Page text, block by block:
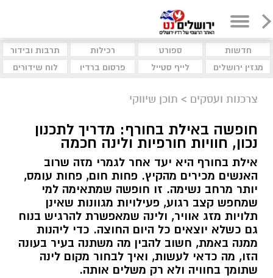
חדשות ספורט רכילות
תרבות ובידור
מגזין ירושלים
לייף סטייל פרסום ברדיו לוח שידורים
צרכנות ועסקים > תוכן שיווקי
חופשה באילת בחורף: מדריך לתכנון
נכון, חוויות חורפיות ולינה חכמה
אילת בחורף היא יעד אחר לגמרי מזה שרוב
האנשים מכירים מהקיץ. פחות חום, פחות עומס,
יותר מרחב נשימה. זו חופשה שמתאימה למי
שמחפש קצב רגוע, פעילויות מגוונות שאינן
תלויות מזג אוויר, ולינה שמאפשרת להרגיש בנוח
גם כשלא יוצאים כל היום החוצה. כדי ליהנות
ממנה באמת, חשוב להבין מה משתנה בעיר בעונה
הזו, מה כדאי לעשות, ואיך לבחור מקום לינה
שתומך בחוויה ולא רק משלים אותה.